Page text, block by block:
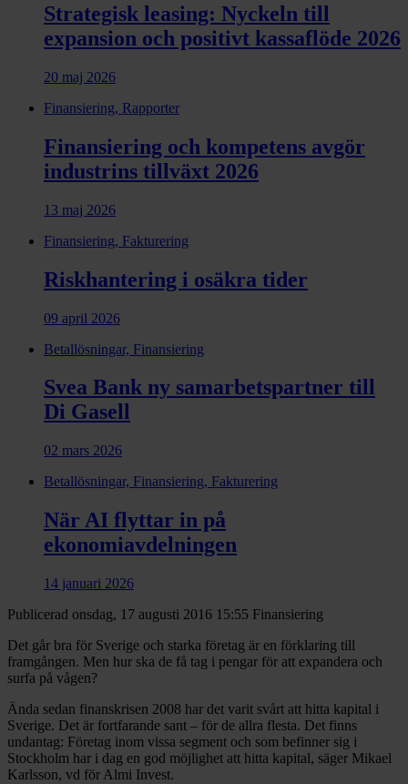
Strategisk leasing: Nyckeln till
expansion och positivt kassaflöde 2026
20 maj 2026
Finansiering, Rapporter
Finansiering och kompetens avgör
industrins tillväxt 2026
13 maj 2026
Finansiering, Fakturering
Riskhantering i osäkra tider
09 april 2026
Betallösningar, Finansiering
Svea Bank ny samarbets­partner till
Di Gasell
02 mars 2026
Betallösningar, Finansiering, Fakturering
När AI flyttar in på
ekonomiavdelningen
14 januari 2026
Publicerad onsdag, 17 augusti 2016 15:55 Finansiering
Det går bra för Sverige och starka företag är en förklaring till
framgången. Men hur ska de få tag i pengar för att expandera och
surfa på vågen?
Ända sedan finanskrisen 2008 har det varit svårt att hitta kapital i
Sverige. Det är fortfarande sant – för de allra flesta. Det finns
undantag: Företag inom vissa segment och som befinner sig i
Stockholm har i dag en god möjlighet att hitta kapital, säger Mikael
Karlsson, vd för Almi Invest.